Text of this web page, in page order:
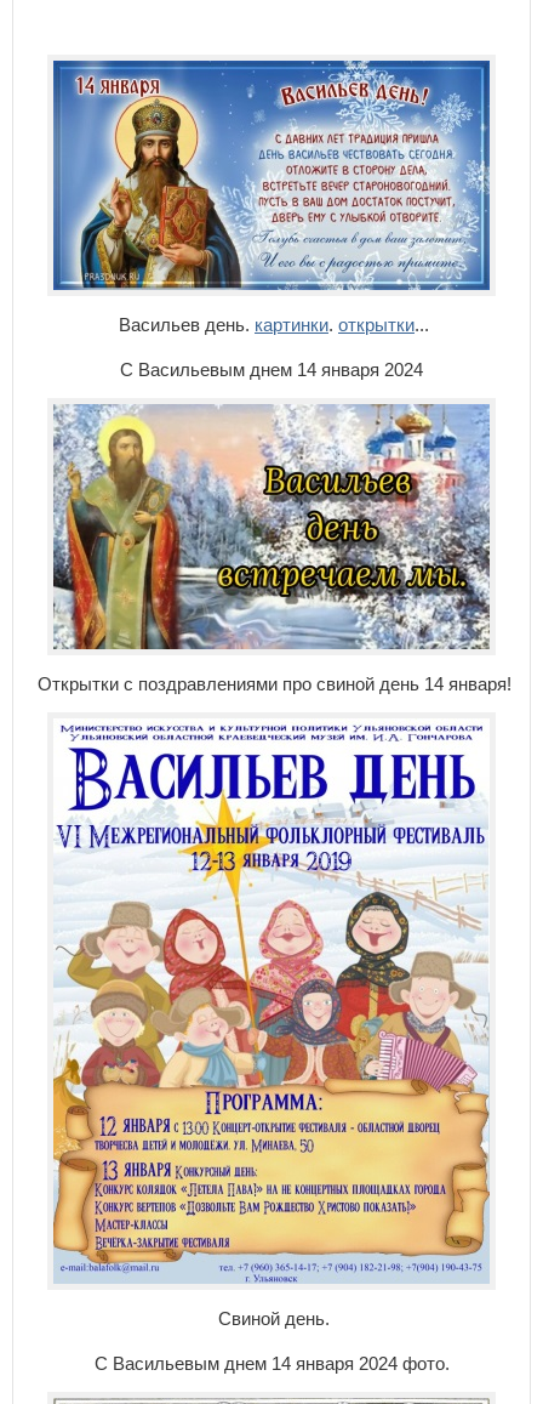
Васильев день. картинки. открытки...
С Васильевым днем 14 января 2024
Открытки с поздравлениями про свиной день 14 января!
Свиной день.
С Васильевым днем 14 января 2024 фото.